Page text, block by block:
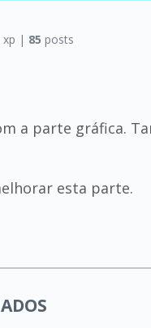
xp | 85 posts
a parte gráfica.
esta parte.